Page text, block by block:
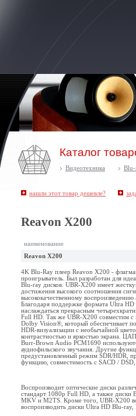
Каталог
Видеотехника Blu-
нашли этот товар дешевле?
Reavon X200
наименование
Reavon X200
4K Blu-Ray плеер Reavon X200 -
проигрыватель. Был разработан для
Blu-ray дисков. UBR-X200 имеет
достижения высокого соотношения
высококачественному воспроизведению
Благодаря поддержке формата Ultra
наслаждаться прекрасным
Full HD. Так же UBR-X200 совместим
Dolby Vision®, который обеспечивает
HDR-визуализации с необычайной
контрастностью и яркостью экрана.
Burr-Brown Audio PCM1690
аудиофильского звучания. Другие
предустановленный режим SDR/HDR,
функцию, совместимость с SACD /
Воспроизводит оптические диски
стандарт 1080p Full HD, а также диски
MKV и M2TS. Кроме того, UBR-X200
воспроизводить диски Ultra HD Blu-